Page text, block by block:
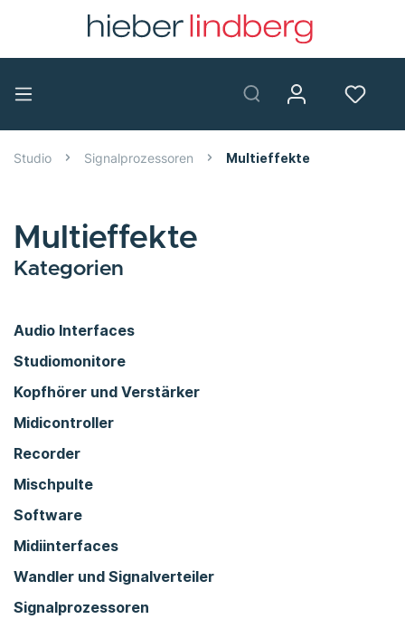
Studio Signalprozessoren Multieffekte
Multieffekte
Kategorien
Audio Interfaces
Studiomonitore
Kopfhörer und Verstärker
Midicontroller
Recorder
Mischpulte
Software
Midiinterfaces
Wandler und Signalverteiler
Signalprozessoren